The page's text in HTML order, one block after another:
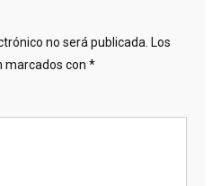
no será publicada. Los
marcados con *